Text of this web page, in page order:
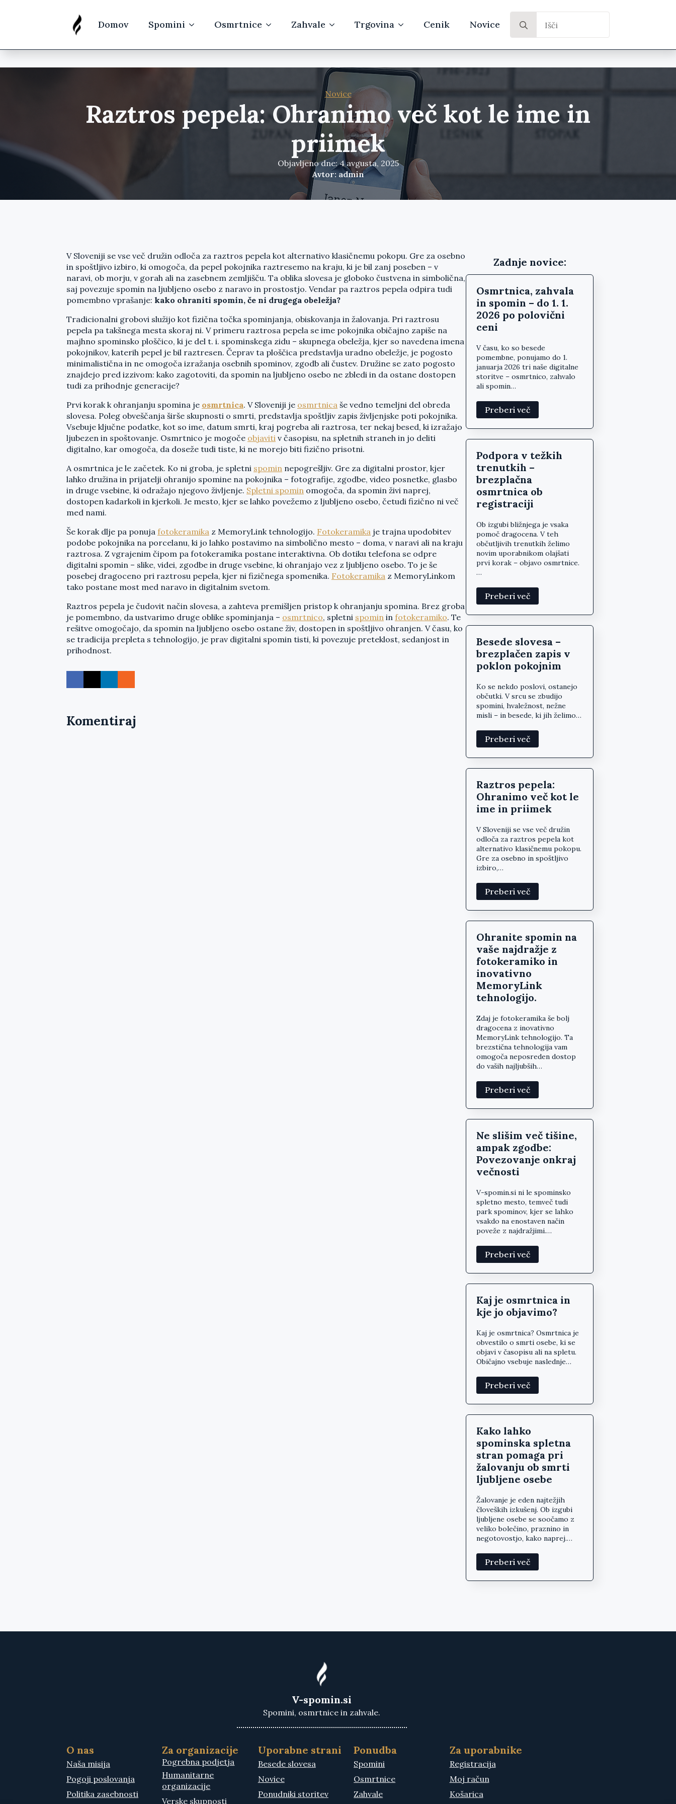
Domov Spomini Osmrtnice Zahvale Trgovina Cenik Novice
for:
Novice
Raztros pepela: Ohranimo več kot le ime in
priimek
Objavljeno dne: 4 avgusta, 2025
Avtor: admin
V Sloveniji se vse več družin odloča za raztros pepela kot alternativo klasičnemu pokopu. Gre za osebno
in spoštljivo izbiro, ki omogoča, da pepel pokojnika raztresemo na kraju, ki je bil zanj poseben – v
naravi, ob morju, v gorah ali na zasebnem zemljišču. Ta oblika slovesa je globoko čustvena in simbolična,
saj povezuje spomin na ljubljeno osebo z naravo in prostostjo. Vendar pa raztros pepela odpira tudi
pomembno vprašanje: kako ohraniti spomin, če ni drugega obeležja?
Tradicionalni grobovi služijo kot fizična točka spominjanja, obiskovanja in žalovanja. Pri raztrosu
pepela pa takšnega mesta skoraj ni. V primeru raztrosa pepela se ime pokojnika običajno zapiše na
majhno spominsko ploščico, ki je del t. i. spominskega zidu – skupnega obeležja, kjer so navedena imena
pokojnikov, katerih pepel je bil raztresen. Čeprav ta ploščica predstavlja uradno obeležje, je pogosto
minimalistična in ne omogoča izražanja osebnih spominov, zgodb ali čustev. Družine se zato pogosto
znajdejo pred izzivom: kako zagotoviti, da spomin na ljubljeno osebo ne zbledi in da ostane dostopen
tudi za prihodnje generacije?
Prvi korak k ohranjanju spomina je osmrtnica. V Sloveniji je osmrtnica še vedno temeljni del obreda
slovesa. Poleg obveščanja širše skupnosti o smrti, predstavlja spoštljiv zapis življenjske poti pokojnika.
Vsebuje ključne podatke, kot so ime, datum smrti, kraj pogreba ali raztrosa, ter nekaj besed, ki izražajo
ljubezen in spoštovanje. Osmrtnico je mogoče objaviti v časopisu, na spletnih straneh in jo deliti
digitalno, kar omogoča, da doseže tudi tiste, ki ne morejo biti fizično prisotni.
A osmrtnica je le začetek. Ko ni groba, je spletni spomin nepogrešljiv. Gre za digitalni prostor, kjer
lahko družina in prijatelji ohranijo spomine na pokojnika – fotografije, zgodbe, video posnetke, glasbo
in druge vsebine, ki odražajo njegovo življenje. Spletni spomin omogoča, da spomin živi naprej,
dostopen kadarkoli in kjerkoli. Je mesto, kjer se lahko povežemo z ljubljeno osebo, četudi fizično ni več
med nami.
Še korak dlje pa ponuja fotokeramika z MemoryLink tehnologijo. Fotokeramika je trajna upodobitev
podobe pokojnika na porcelanu, ki jo lahko postavimo na simbolično mesto – doma, v naravi ali na kraju
raztrosa. Z vgrajenim čipom pa fotokeramika postane interaktivna. Ob dotiku telefona se odpre
digitalni spomin – slike, videi, zgodbe in druge vsebine, ki ohranjajo vez z ljubljeno osebo. To je še
posebej dragoceno pri raztrosu pepela, kjer ni fizičnega spomenika. Fotokeramika z MemoryLinkom
tako postane most med naravo in digitalnim svetom.
Raztros pepela je čudovit način slovesa, a zahteva premišljen pristop k ohranjanju spomina. Brez groba
je pomembno, da ustvarimo druge oblike spominjanja – osmrtnico, spletni spomin in fotokeramiko. Te
rešitve omogočajo, da spomin na ljubljeno osebo ostane živ, dostopen in spoštljivo ohranjen. V času, ko
se tradicija prepleta s tehnologijo, je prav digitalni spomin tisti, ki povezuje preteklost, sedanjost in
prihodnost.
Komentiraj
Zadnje novice:
Osmrtnica, zahvala
in spomin – do 1. 1.
2026 po polovični
ceni
V času, ko so besede
pomembne, ponujamo do 1.
januarja 2026 tri naše digitalne
storitve – osmrtnico, zahvalo
ali spomin…
Preberi več
Podpora v težkih
trenutkih –
brezplačna
osmrtnica ob
registraciji
Ob izgubi bližnjega je vsaka
pomoč dragocena. V teh
občutljivih trenutkih želimo
novim uporabnikom olajšati
prvi korak – objavo osmrtnice.
…
Preberi več
Besede slovesa –
brezplačen zapis v
poklon pokojnim
Ko se nekdo poslovi, ostanejo
občutki. V srcu se zbudijo
spomini, hvaležnost, nežne
misli – in besede, ki jih želimo…
Preberi več
Raztros pepela:
Ohranimo več kot le
ime in priimek
V Sloveniji se vse več družin
odloča za raztros pepela kot
alternativo klasičnemu pokopu.
Gre za osebno in spoštljivo
izbiro,…
Preberi več
Ohranite spomin na
vaše najdražje z
fotokeramiko in
inovativno
MemoryLink
tehnologijo.
Zdaj je fotokeramika še bolj
dragocena z inovativno
MemoryLink tehnologijo. Ta
brezstična tehnologija vam
omogoča neposreden dostop
do vaših najljubših…
Preberi več
Ne slišim več tišine,
ampak zgodbe:
Povezovanje onkraj
večnosti
V-spomin.si ni le spominsko
spletno mesto, temveč tudi
park spominov, kjer se lahko
vsakdo na enostaven način
poveže z najdražjimi.…
Preberi več
Kaj je osmrtnica in
kje jo objavimo?
Kaj je osmrtnica? Osmrtnica je
obvestilo o smrti osebe, ki se
objavi v časopisu ali na spletu.
Običajno vsebuje naslednje…
Preberi več
Kako lahko
spominska spletna
stran pomaga pri
žalovanju ob smrti
ljubljene osebe
Žalovanje je eden najtežjih
človeških izkušenj. Ob izgubi
ljubljene osebe se soočamo z
veliko bolečino, praznino in
negotovostjo, kako naprej.…
Preberi več
V-spomin.si
Spomini, osmrtnice in zahvale.
O nas
Naša misija
Pogoji poslovanja
Politika zasebnosti
Za organizacije
Pogrebna podjetja
Humanitarne
organizacije
Verske skupnosti
Uporabne strani
Besede slovesa
Novice
Ponudniki storitev
Ponudba
Spomini
Osmrtnice
Zahvale
Za uporabnike
Registracija
Moj račun
Košarica